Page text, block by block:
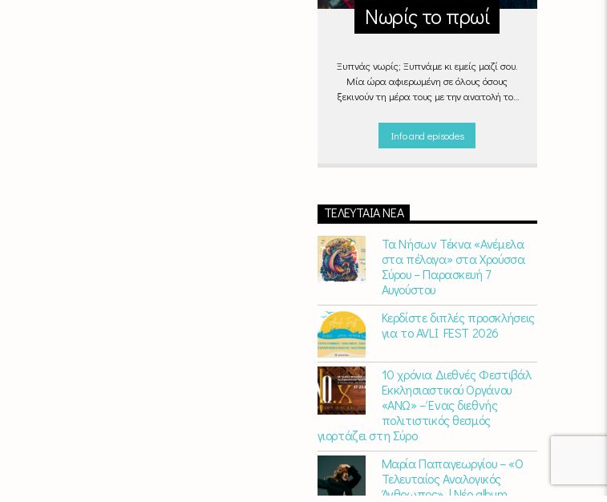
Νωρίς το πρωί
Ξυπνάς νωρίς; Ξυπνάμε κι εμείς μαζί σου.
Μία ώρα αφιερωμένη σε όλους όσους
ξεκινούν τη μέρα τους με την ανατολή του
την πρωινή ρουτίνα πιο ευχάριστη!
"Νωρίς το πρωί" καθημερινά
107 FM
Info and episodes
ΤΕΛΕΥΤΑΊΑ ΝΈΑ
Τα Νήσων Τέκνα «Ανέμελα
στα πέλαγα» στα Χρούσσα
Σύρου – Παρασκευή 7
Αυγούστου
Κερδίστε διπλές προσκλήσεις
για το AVLI FEST 2026
10 χρόνια Διεθνές Φεστιβάλ
Εκκλησιαστικού Οργάνου
«ΑΝΩ» – Ένας διεθνής
πολιτιστικός θεσμός
γιορτάζει στη Σύρο​
Μαρία Παπαγεωργίου – «Ο
Τελευταίος Αναλογικός
Άνθρωπος» | Νέο album